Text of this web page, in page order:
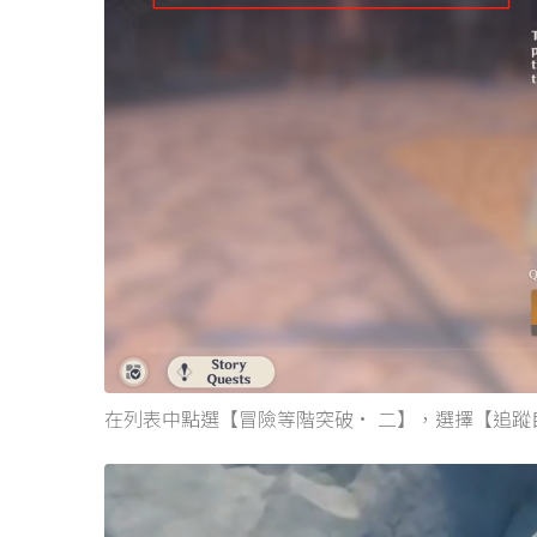
在列表中點選【冒險等階突破• 二】，選擇【追蹤